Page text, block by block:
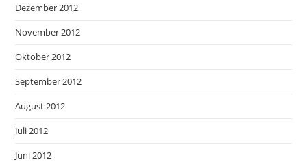
Dezember 2012
November 2012
Oktober 2012
September 2012
August 2012
Juli 2012
Juni 2012